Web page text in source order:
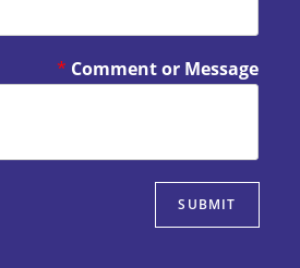
Comment or Message
*
SUBMIT